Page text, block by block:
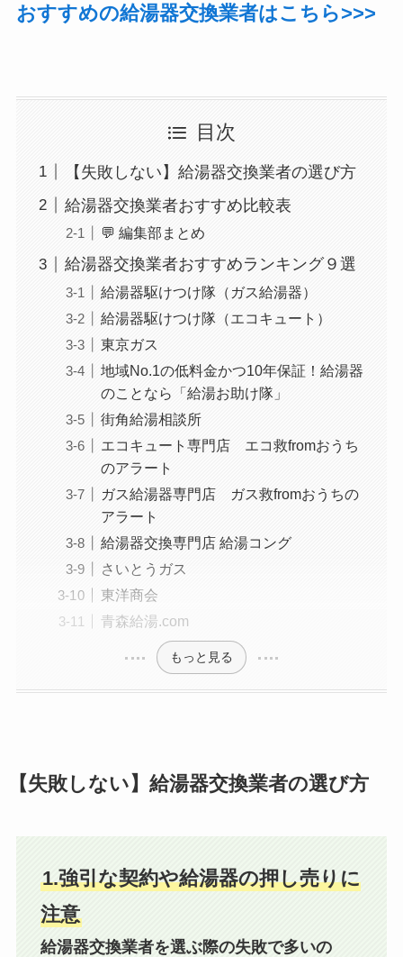
おすすめの給湯器交換業者はこちら>>>
目次
【失敗しない】給湯器交換業者の選び方
給湯器交換業者おすすめ比較表
💬 編集部まとめ
給湯器交換業者おすすめランキング９選
給湯器駆けつけ隊（ガス給湯器）
給湯器駆けつけ隊（エコキュート）
東京ガス
地域No.1の低料金かつ10年保証！給湯器
のことなら「給湯お助け隊」
街角給湯相談所
エコキュート専門店 エコ救fromおうち
のアラート
ガス給湯器専門店 ガス救fromおうちの
アラート
給湯器交換専門店 給湯コング
さいとうガス
東洋商会
青森給湯.com
もっと見る
【失敗しない】給湯器交換業者の選び方
1.強引な契約や給湯器の押し売りに
注意
給湯器交換業者を選ぶ際の失敗で多いの